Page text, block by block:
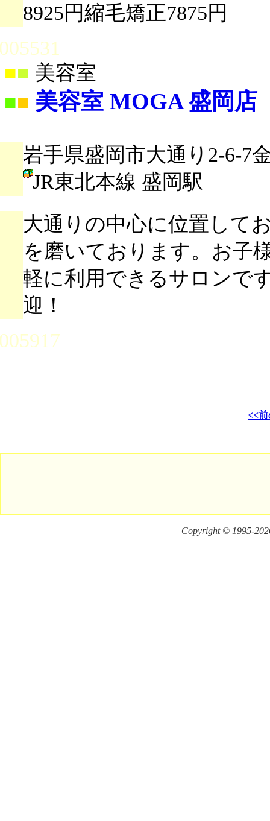
8925円縮毛矯正7875円
■ 美容室
■■ 美容室 MOGA 盛岡店
岩手県盛岡市大通り2-6-7
JR東北本線 盛岡駅
大通りの中心に位置して
を磨いております。お子
軽に利用できるサロンで
迎！
<<
Copyright © 1995-